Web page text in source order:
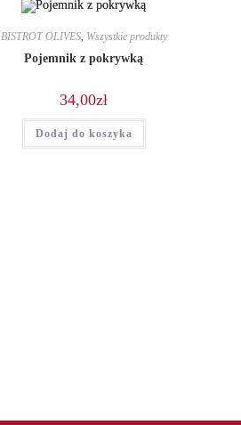
BISTROT OLIVES, Wszystkie produkty
Pojemnik z pokrywką
34,00zł
Dodaj do koszyka